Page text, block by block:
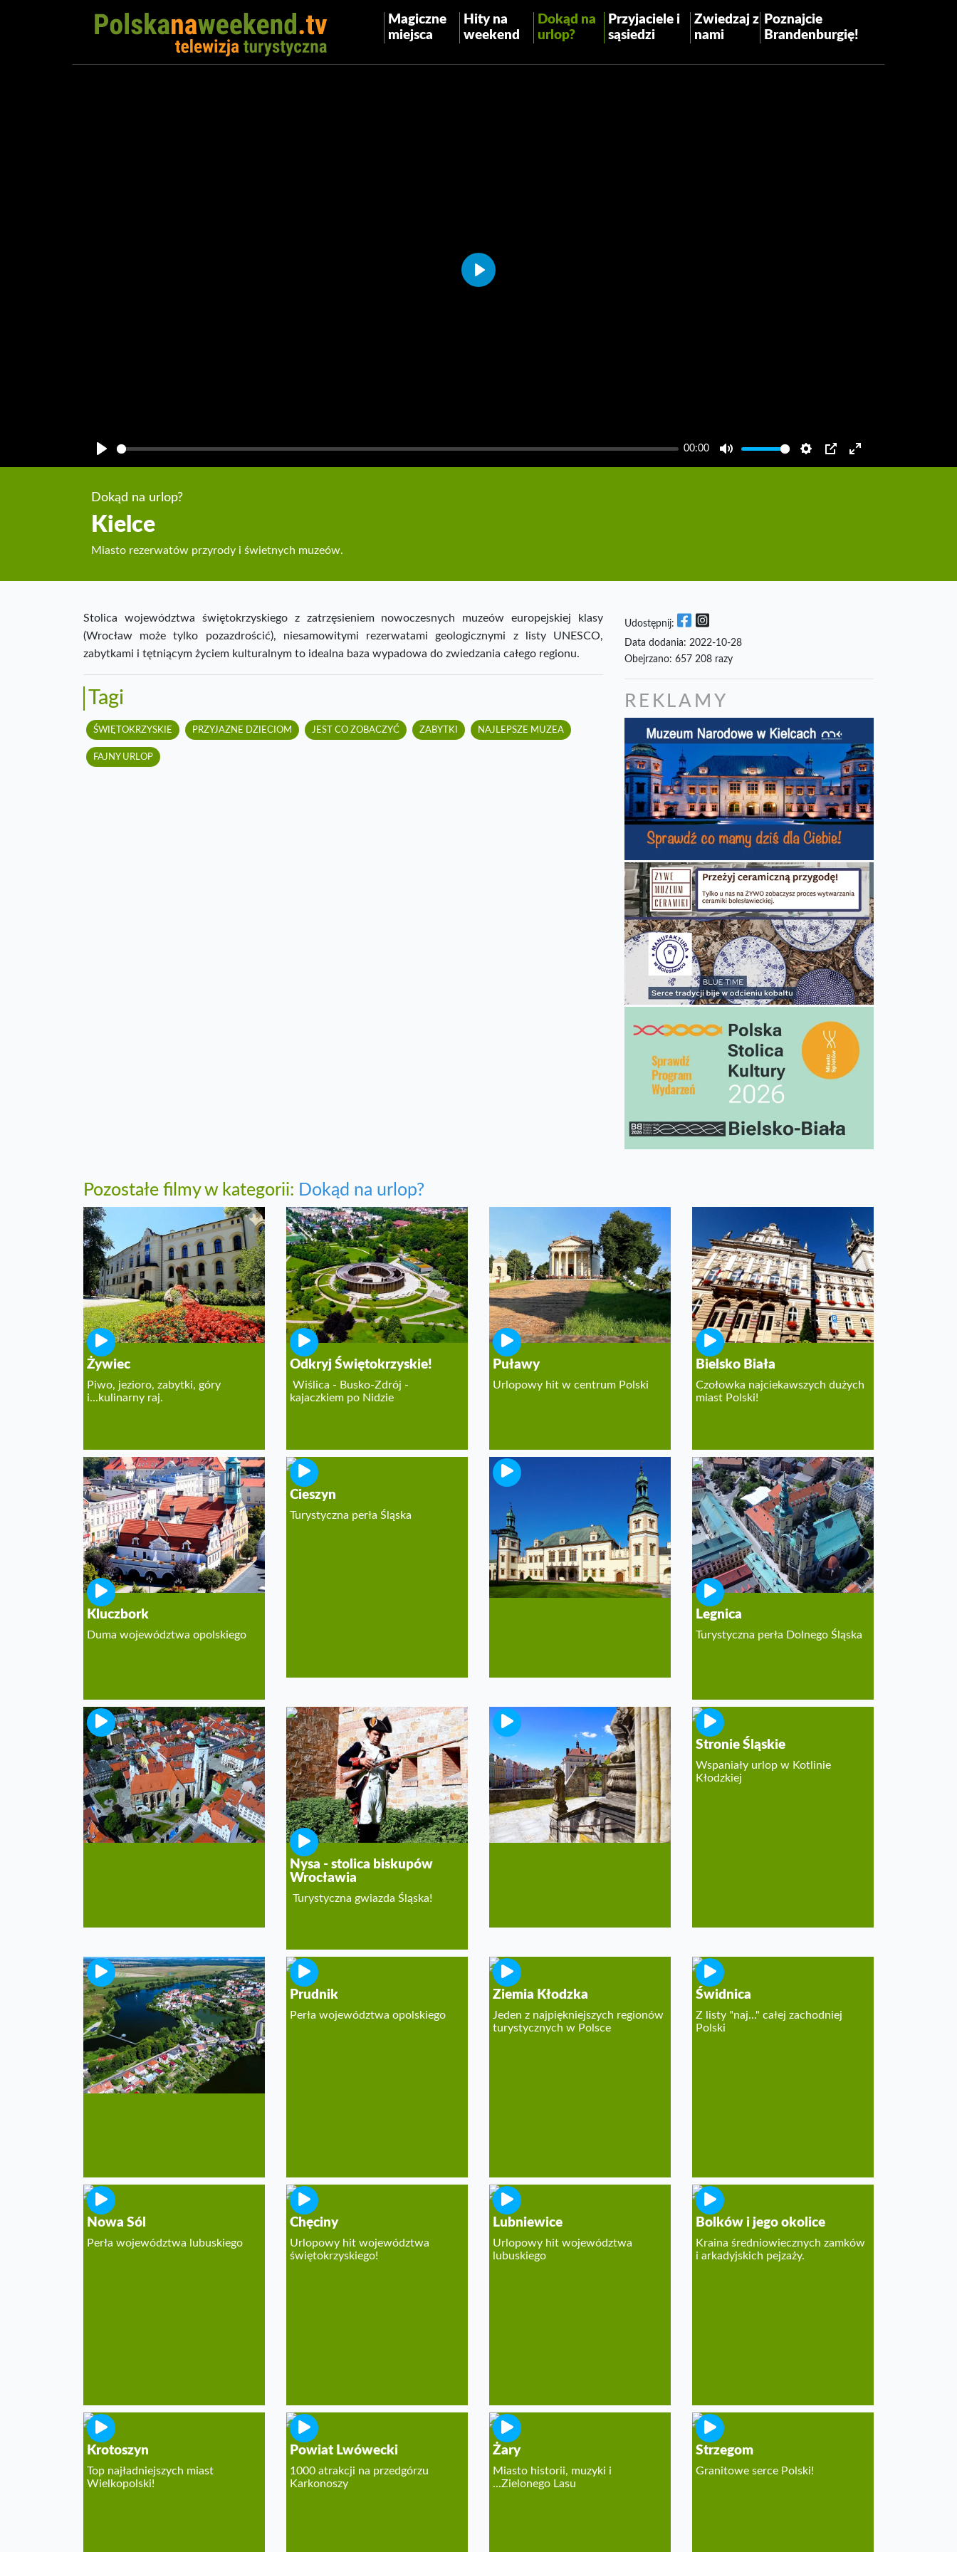
Magiczne
miejsca
Hity na
weekend
Dokąd na
urlop?
Przyjaciele i
sąsiedzi
Zwiedzaj z
nami
Poznajcie
Brandenburgię!
00:00
Play
Dokąd na urlop?
Kielce
Miasto rezerwatów przyrody i świetnych muzeów.
Stolica województwa świętokrzyskiego z zatrzęsieniem nowoczesnych muzeów europejskiej klasy
(Wrocław może tylko pozazdrościć), niesamowitymi rezerwatami geologicznymi z listy UNESCO,
zabytkami i tętniącym życiem kulturalnym to idealna baza wypadowa do zwiedzania całego regionu.
Tagi
ŚWIĘTOKRZYSKIE PRZYJAZNE DZIECIOM JEST CO ZOBACZYĆ ZABYTKI NAJLEPSZE MUZEA
FAJNY URLOP
Udostępnij:
Data dodania: 2022-10-28
Obejrzano: 657 208 razy
REKLAMY
Pozostałe filmy w kategorii: Dokąd na urlop?
Żywiec
Piwo, jezioro, zabytki, góry
i...kulinarny raj.
Odkryj Świętokrzyskie!
Wiślica - Busko-Zdrój -
kajaczkiem po Nidzie
Puławy
Urlopowy hit w centrum Polski
Bielsko Biała
Czołowka najciekawszych dużych
miast Polski!
Kluczbork
Duma województwa opolskiego
Cieszyn
Turystyczna perła Śląska
Miasto rezerwatów przyrody i
świetnych muzeów.
Legnica
Turystyczna perła Dolnego Śląska
Złotoryja
Brama do Krainy Wygasłych
Wulkanów
Nysa - stolica biskupów
Wrocławia
Turystyczna gwiazda Śląska!
Bolesławiec na Dolnym
Śląsku
Miasto słynnej ceramiki
Stronie Śląskie
Wspaniały urlop w Kotlinie
Kłodzkiej
Pełczyce
Fantastyczny wypoczynek nad
jeziorami!
Prudnik
Perła województwa opolskiego
Ziemia Kłodzka
Jeden z najpiękniejszych regionów
turystycznych w Polsce
Świdnica
Z listy "naj..." całej zachodniej
Polski
Nowa Sól
Perła województwa lubuskiego
Chęciny
Urlopowy hit województwa
świętokrzyskiego!
Lubniewice
Urlopowy hit województwa
lubuskiego
Bolków i jego okolice
Kraina średniowiecznych zamków
i arkadyjskich pejzaży.
Krotoszyn
Top najładniejszych miast
Wielkopolski!
Powiat Lwówecki
1000 atrakcji na przedgórzu
Karkonoszy
Żary
Miasto historii, muzyki i
...Zielonego Lasu
Strzegom
Granitowe serce Polski!